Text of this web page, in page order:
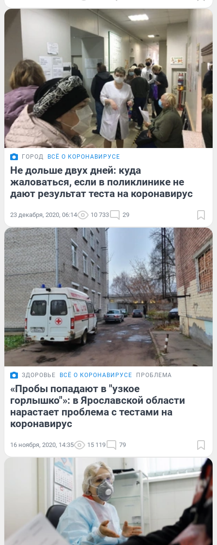
ГОРОД ВСЁ О КОРОНАВИРУСЕ
Не дольше двух дней: куда
жаловаться, если в поликлинике не
дают результат теста на коронавирус
23 декабря, 2020, 06:14 10 733 29
ЗДОРОВЬЕ ВСЁ О КОРОНАВИРУСЕ ПРОБЛЕМА
«Пробы попадают в "узкое
горлышко"»: в Ярославской области
нарастает проблема с тестами на
коронавирус
16 ноября, 2020, 14:35 15 119 79